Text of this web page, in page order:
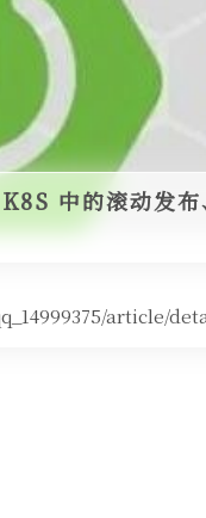
中的滚动发布
article/